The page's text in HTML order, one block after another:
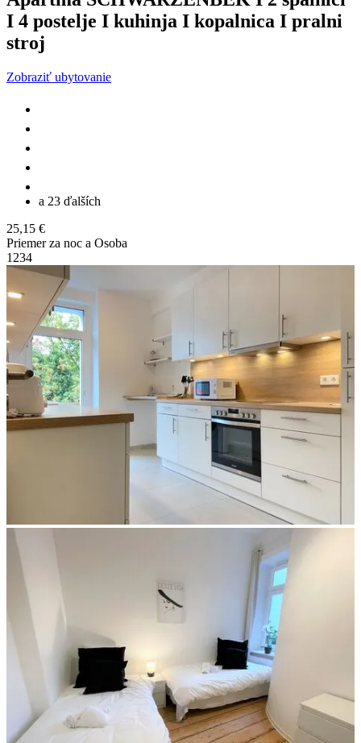
I 4 postelje I kuhinja I kopalnica I pralni
stroj
Zobraziť ubytovanie
a 23 ďalších
25,15 €
Priemer za noc a Osoba
1 234